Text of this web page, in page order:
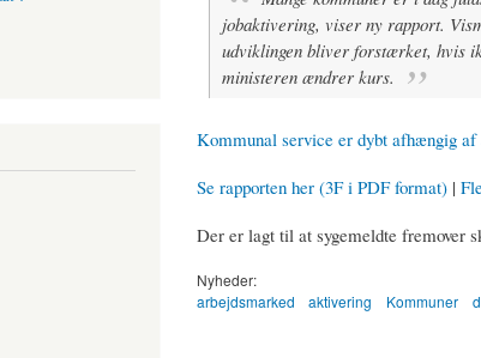
jobaktivering, viser ny rapport.
udviklingen bliver forstærket, hvis
ministeren ændrer kurs.
Kommunal service er dybt afhængig
Se rapporten her (3F i PDF format)|
Der er lagt til at sygemeldte fremover
Nyheder:
arbejdsmarked
aktivering Kommuner